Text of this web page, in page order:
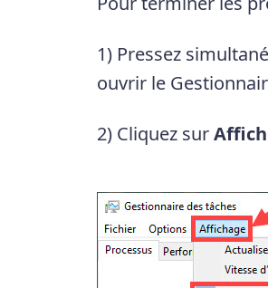
1) Pressez
ouvrir le
2) Cliquez sur